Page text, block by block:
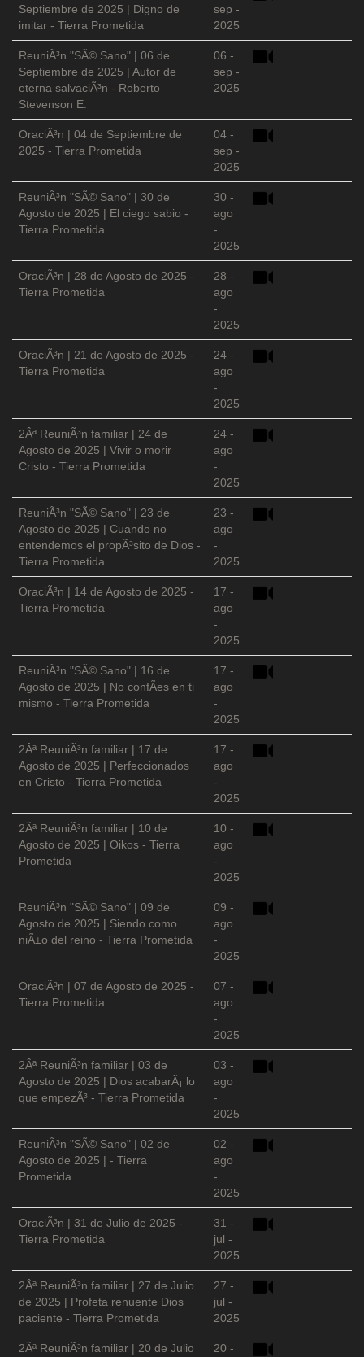
Septiembre de 2025 | Digno de
imitar - Tierra Prometida
sep -
2025
ReuniÃ³n "SÃ© Sano" | 06 de
Septiembre de 2025 | Autor de
eterna salvaciÃ³n - Roberto
Stevenson E.
06 -
sep -
2025
OraciÃ³n | 04 de Septiembre de
2025 - Tierra Prometida
04 -
sep -
2025
ReuniÃ³n "SÃ© Sano" | 30 de
Agosto de 2025 | El ciego sabio -
Tierra Prometida
30 -
ago
-
2025
OraciÃ³n | 28 de Agosto de 2025 -
Tierra Prometida
28 -
ago
-
2025
OraciÃ³n | 21 de Agosto de 2025 -
Tierra Prometida
24 -
ago
-
2025
2Âª ReuniÃ³n familiar | 24 de
Agosto de 2025 | Vivir o morir
Cristo - Tierra Prometida
24 -
ago
-
2025
ReuniÃ³n "SÃ© Sano" | 23 de
Agosto de 2025 | Cuando no
entendemos el propÃ³sito de Dios -
Tierra Prometida
23 -
ago
-
2025
OraciÃ³n | 14 de Agosto de 2025 -
Tierra Prometida
17 -
ago
-
2025
ReuniÃ³n "SÃ© Sano" | 16 de
Agosto de 2025 | No confÃ­es en ti
mismo - Tierra Prometida
17 -
ago
-
2025
2Âª ReuniÃ³n familiar | 17 de
Agosto de 2025 | Perfeccionados
en Cristo - Tierra Prometida
17 -
ago
-
2025
2Âª ReuniÃ³n familiar | 10 de
Agosto de 2025 | Oikos - Tierra
Prometida
10 -
ago
-
2025
ReuniÃ³n "SÃ© Sano" | 09 de
Agosto de 2025 | Siendo como
niÃ±o del reino - Tierra Prometida
09 -
ago
-
2025
OraciÃ³n | 07 de Agosto de 2025 -
Tierra Prometida
07 -
ago
-
2025
2Âª ReuniÃ³n familiar | 03 de
Agosto de 2025 | Dios acabarÃ¡ lo
que empezÃ³ - Tierra Prometida
03 -
ago
-
2025
ReuniÃ³n "SÃ© Sano" | 02 de
Agosto de 2025 | - Tierra
Prometida
02 -
ago
-
2025
OraciÃ³n | 31 de Julio de 2025 -
Tierra Prometida
31 -
jul -
2025
2Âª ReuniÃ³n familiar | 27 de Julio
de 2025 | Profeta renuente Dios
paciente - Tierra Prometida
27 -
jul -
2025
2Âª ReuniÃ³n familiar | 20 de Julio
20 -